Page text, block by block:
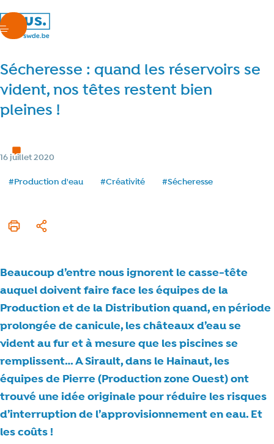
nous.swde
menu
Sécheresse : quand les réservoirs se
vident, nos têtes restent bien
pleines !
Catégorie
Date de publication
16 juillet 2020
Tags
#Production d'eau #Créativité #Sécheresse
Imprimer cet article
Partager
Beaucoup d’entre nous ignorent le casse-tête
auquel doivent faire face les équipes de la
Production et de la Distribution quand, en période
prolongée de canicule, les châteaux d’eau se
vident au fur et à mesure que les piscines se
remplissent… A Sirault, dans le Hainaut, les
équipes de Pierre (Production zone Ouest) ont
trouvé une idée originale pour réduire les risques
d’interruption de l’approvisionnement en eau. Et
les coûts !